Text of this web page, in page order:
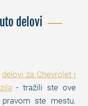
delovi
delovi za Chevrolet i
- tražili ste ove
ste mestu.